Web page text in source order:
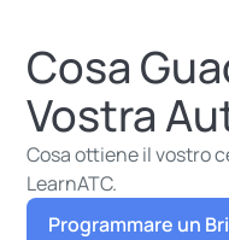
Cosa
Vostra
Cosa ottiene il vostro
LearnATC.
Programmare un